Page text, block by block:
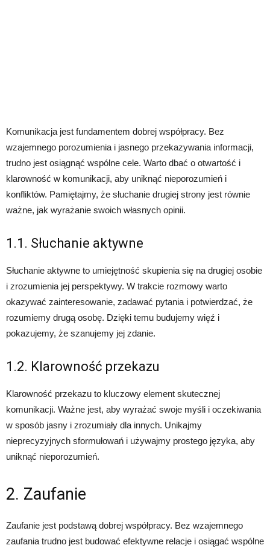
Komunikacja jest fundamentem dobrej współpracy. Bez
wzajemnego porozumienia i jasnego przekazywania informacji,
trudno jest osiągnąć wspólne cele. Warto dbać o otwartość i
klarowność w komunikacji, aby uniknąć nieporozumień i
konfliktów. Pamiętajmy, że słuchanie drugiej strony jest równie
ważne, jak wyrażanie swoich własnych opinii.
1.1. Słuchanie aktywne
Słuchanie aktywne to umiejętność skupienia się na drugiej osobie
i zrozumienia jej perspektywy. W trakcie rozmowy warto
okazywać zainteresowanie, zadawać pytania i potwierdzać, że
rozumiemy drugą osobę. Dzięki temu budujemy więź i
pokazujemy, że szanujemy jej zdanie.
1.2. Klarowność przekazu
Klarowność przekazu to kluczowy element skutecznej
komunikacji. Ważne jest, aby wyrażać swoje myśli i oczekiwania
w sposób jasny i zrozumiały dla innych. Unikajmy
nieprecyzyjnych sformułowań i używajmy prostego języka, aby
uniknąć nieporozumień.
2. Zaufanie
Zaufanie jest podstawą dobrej współpracy. Bez wzajemnego
zaufania trudno jest budować efektywne relacje i osiągać wspólne